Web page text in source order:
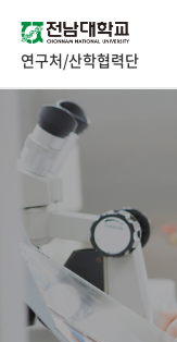
연구처/산학협력단